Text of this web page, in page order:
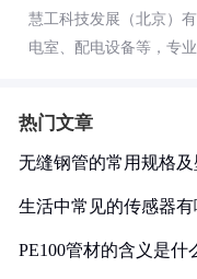
慧工科技发展（北京）
电室、配电设备等，专
热门文章
无缝钢管的常用规格
生活中常见的传感器
PE100管材的含义是什